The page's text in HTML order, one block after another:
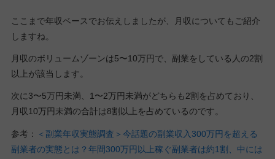
ここまで年収ベースでお伝えしましたが、月収についてもご紹介
しますね。
月収のボリュームゾーンは5〜10万円で、副業をしている人の2割
以上が該当します。
次に3〜5万円未満、1〜2万円未満がどちらも2割を占めており、
月収10万円未満の合計は8割以上を占めているのです。
参考：
＜副業年収実態調査＞今話題の副業収入300万円を超える
副業者の実態とは？年間300万円以上稼ぐ副業者は約1割、中には